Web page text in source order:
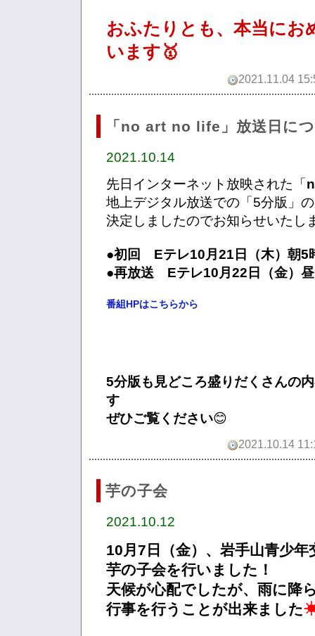
おふたりとも、本当にお
います🥇
2021.11.04
「no art no life」放送日に
2021.10.14
先日インターネット放映された「
地上デジタル放送での「5分版」
決定しましたのでお知らせいたし
●初回 Eテレ10月21日（木）朝5
●再放送 Eテレ10月22日（金）
番組HPはこちらから
5分版も見どころ盛りだくさんの
す
ぜひご覧ください😊
2021.10.14
芋の子会
2021.10.12
10月7日（金）、岩手山青少年
芋の子会を行いました！
天候が心配でしたが、雨に降
行事を行うことが出来ました